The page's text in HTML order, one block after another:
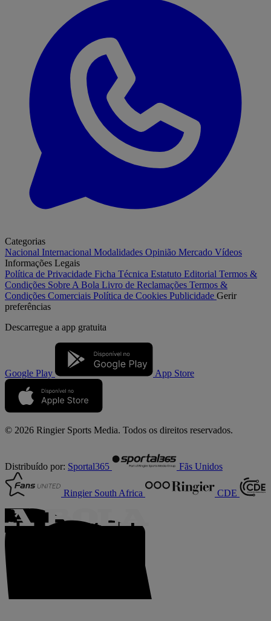
Categorias
Nacional Internacional Modalidades Opinião Mercado Vídeos
Informações Legais
Política de Privacidade Ficha Técnica Estatuto Editorial Termos &
Condições Sobre A Bola Livro de Reclamações Termos &
Condições Comerciais Política de Cookies Publicidade Gerir
preferências
Descarregue a app gratuita
Google Play App Store
© 2026 Ringier Sports Media. Todos os direitos reservados.
Distribuído por: Sportal365 Fãs Unidos
Ringier South Africa CDE